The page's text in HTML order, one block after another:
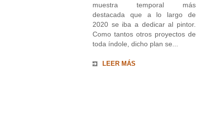
muestra temporal más
destacada que a lo largo de
2020 se iba a dedicar al pintor.
Como tantos otros proyectos de
toda índole, dicho plan se...
LEER MÁS